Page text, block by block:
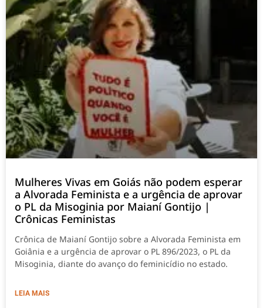
Mulheres Vivas em Goiás não podem esperar
a Alvorada Feminista e a urgência de aprovar
o PL da Misoginia por Maianí Gontijo |
Crônicas Feministas
Crônica de Maianí Gontijo sobre a Alvorada Feminista em
Goiânia e a urgência de aprovar o PL 896/2023, o PL da
Misoginia, diante do avanço do feminicídio no estado.
LEIA MAIS